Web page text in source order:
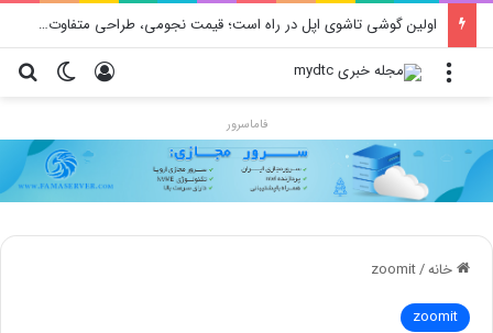
اولین گوشی تاشوی اپل در راه است؛ قیمت نجومی، طراحی متفاوت و زمان رونمایی احتمالی
تغییر ورود منو
فاماسرور
خانه/
zoomit
zoomit